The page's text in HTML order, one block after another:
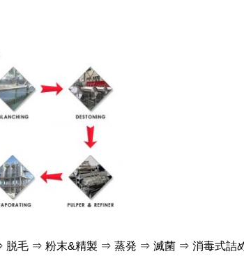
毛 ⇒ 粉末&精製 ⇒ 蒸発 ⇒ 滅菌 ⇒ 消毒式詰